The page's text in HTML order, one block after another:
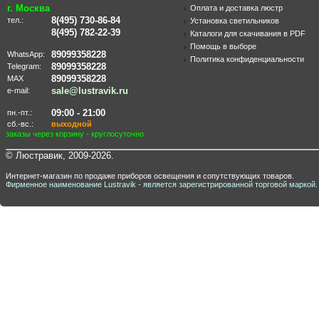
г. Москва
тел.:
8(495) 730-86-84
8(495) 782-22-39
WhatsApp: 89099358228
Telegram: 89099358228
MAX 89099358228
e-mail: sale@lustravik.ru
пн.-пт.: 09:00 - 21:00
сб.-вс.:
выходной
заказы через корзину - круглосуточно
Оплата и доставка люстр
Установка светильников
Каталоги для скачивания в PDF
Помощь в выборе
Политика конфиденциальности
© Люстравик, 2009-2026.
Интернет-магазин по продаже приборов освещения и сопутствующих товаров.
Фирменное наименование Lustravik - является зарегистрированной торговой